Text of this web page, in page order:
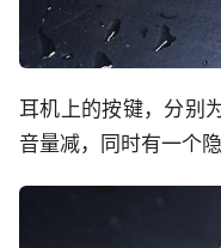
耳机上的按键，分别
音量减，同时有一个